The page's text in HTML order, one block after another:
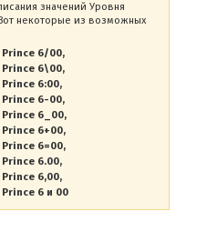
значений Уровня
некоторые из возможных
6/00
6\00
6:00
6-00
6_00
6+00
6=00
6.00
6,00
6 и 00